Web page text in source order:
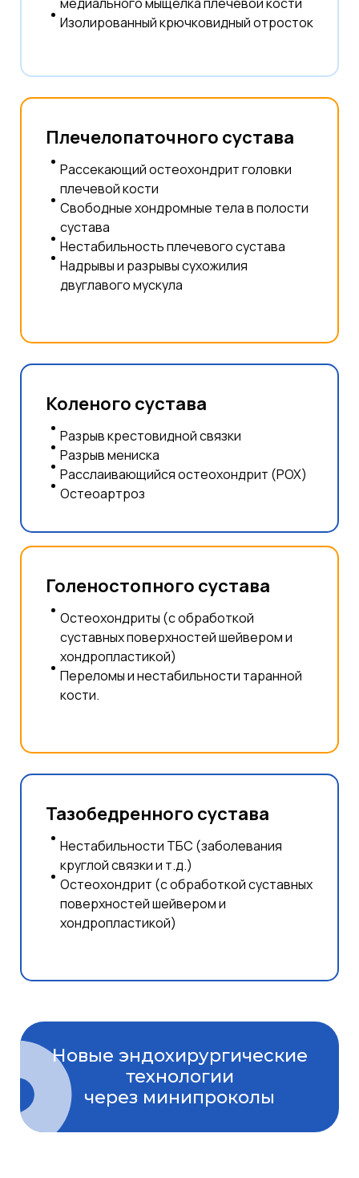
Изолированный крючковидный отросток
Плечелопаточного сустава
Рассекающий остеохондрит головки
плечевой кости
Свободные хондромные тела в полости
сустава
Нестабильность плечевого сустава
Надрывы и разрывы сухожилия
двуглавого мускула
Коленого сустава
Разрыв крестовидной связки
Разрыв мениска
Расслаивающийся остеохондрит (РОХ)
Остеоартроз
Голеностопного сустава
Остеохондриты (с обработкой
суставных поверхностей шейвером и
хондропластикой)
Переломы и нестабильности таранной
кости.
Тазобедренного сустава
Нестабильности ТБС (заболевания
круглой связки и т.д.)
Остеохондрит (с обработкой суставных
поверхностей шейвером и
хондропластикой)
Новые эндохирургические
технологии
через минипроколы